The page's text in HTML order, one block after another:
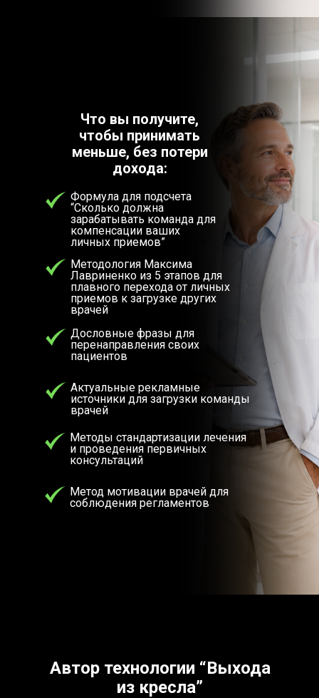
Что вы получите,
чтобы принимать
меньше, без потери
дохода:
Формула для подсчета
“Сколько должна
зарабатывать команда для
компенсации ваших
личных приемов”
Методология Максима
Лавриненко из 5 этапов для
плавного перехода от личных
приемов к загрузке других
врачей
Дословные фразы для
перенаправления своих
пациентов
Актуальные рекламные
источники для загрузки команды
врачей
Методы стандартизации лечения
и проведения первичных
консультаций
Метод мотивации врачей для
соблюдения регламентов
Автор технологии “Выхода
из кресла”